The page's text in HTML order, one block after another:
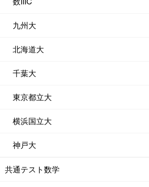
九州大
北海道大
千葉大
東京都立大
横浜国立大
神戸大
共通テスト数学